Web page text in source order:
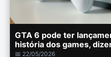
GTA 6 pode ter
história dos games,
📅 22/05/2026